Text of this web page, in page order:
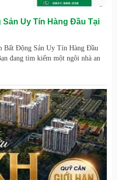
Uy Tín Hàng Đầu Tại
Bất Động Sản Uy Tín Hàng Đầu
đang tìm kiếm một ngôi nhà an